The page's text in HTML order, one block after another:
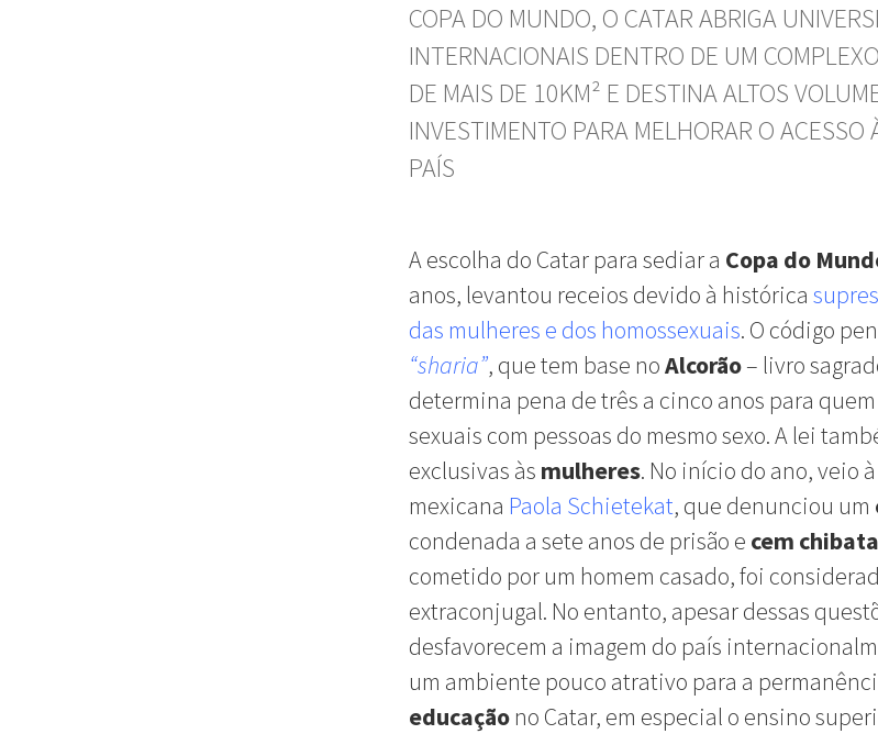
COPA DO MUNDO, O CATAR ABRIGA
INTERNACIONAIS DENTRO DE UM
DE MAIS DE 10KM² E DESTINA ALTOS
INVESTIMENTO PARA MELHORAR O ACESSO
PAÍS
A escolha do Catar para sediar a Copa do
anos, levantou receios devido à histórica
das mulheres e dos homossexuais. O código
“sharia”, que tem base noAlcorão– livro
determina pena de três a cinco anos para
sexuais com pessoas do mesmo sexo. A lei
exclusivas às mulheres. No início do ano, veio
mexicana Paola Schietekat, que denunciou um
condenada a sete anos de prisão e cem
cometido por um homem casado, foi
extraconjugal. No entanto, apesar dessas
desfavorecem a imagem do país
um ambiente pouco atrativo para a
educação no Catar, em especial o ensino